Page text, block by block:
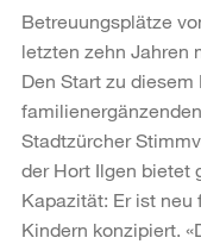
Betreuungsplätze
letzten zehn Jahren
Den Start zu
Stadtzürcher
der Hort Ilgen bietet
Kapazität: Er ist neu
Kindern konzipiert.